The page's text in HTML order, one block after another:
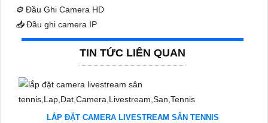
⚙️ Đầu Ghi Camera HD
📥Đầu ghi camera IP
TIN TỨC LIÊN QUAN
LẮP ĐẶT CAMERA LIVESTREAM SÂN TENNIS